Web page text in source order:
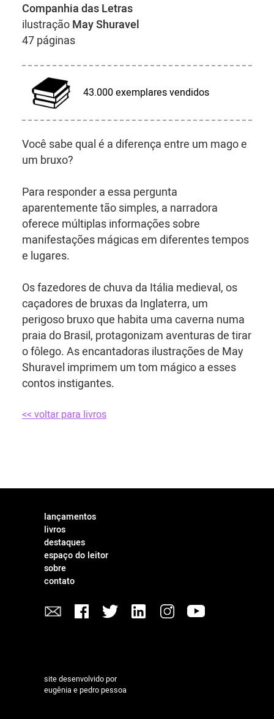
Companhia das Letras
ilustraçãoMay Shuravel
47 páginas
43.000 exemplares vendidos
Você sabe qual é a diferença entre um mago e
um bruxo?
Para responder a essa pergunta
aparentemente tão simples, a narradora
oferece múltiplas informações sobre
manifestações mágicas em diferentes tempos
e lugares.
Os fazedores de chuva da Itália medieval, os
caçadores de bruxas da Inglaterra, um
perigoso bruxo que habita uma caverna numa
praia do Brasil, protagonizam aventuras de tirar
o fôlego. As encantadoras ilustrações de May
Shuravel imprimem um tom mágico a esses
contos instigantes.
<< voltar para livros
lançamentos
livros
destaques
espaço do leitor
sobre
contato
site desenvolvido por
eugênia e pedro pessoa